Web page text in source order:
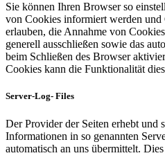
Sie können Ihren Browser so
von Cookies informiert werden
erlauben, die Annahme von
generell ausschließen sowie das
beim Schließen des Browser
Cookies kann die Funktionalität
Server-Log- Files
Der Provider der Seiten erhebt und
Informationen in so genannten
automatisch an uns übermittelt.